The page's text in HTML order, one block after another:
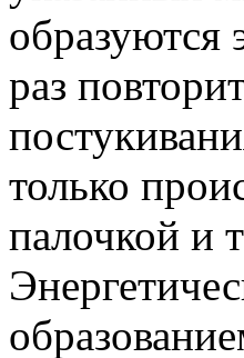
образуются
раз
только
палочкой и